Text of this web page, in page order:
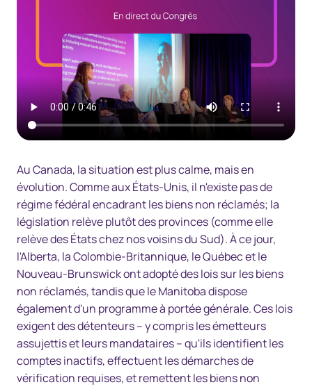
Au Canada, la situation est plus calme, mais en
évolution. Comme aux États-Unis, il n'existe pas de
régime fédéral encadrant les biens non réclamés; la
législation relève plutôt des provinces (comme elle
relève des États chez nos voisins du Sud). À ce jour,
l'Alberta, la Colombie-Britannique, le Québec et le
Nouveau-Brunswick ont adopté des lois sur les biens
non réclamés, tandis que le Manitoba dispose
également d'un programme à portée générale. Ces lois
exigent des détenteurs – y compris les émetteurs
assujettis et leurs mandataires – qu'ils identifient les
comptes inactifs, effectuent les démarches de
vérification requises, et remettent les biens non